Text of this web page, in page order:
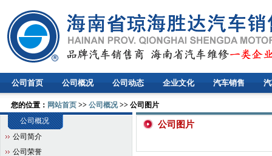
公司首页 公司概况 公司动态 企业文化 汽车销售
您的位置： 网站首页 >> 公司概况>> 公司图片
公司概况
公司简介
公司荣誉
公司图片